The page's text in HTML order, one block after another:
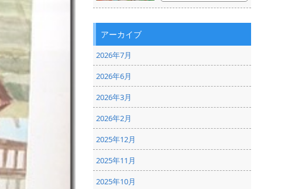
アーカイブ
2026年7月
2026年6月
2026年3月
2026年2月
2025年12月
2025年11月
2025年10月